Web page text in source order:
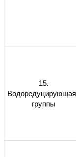
15.
Водоредуцирующая
группы